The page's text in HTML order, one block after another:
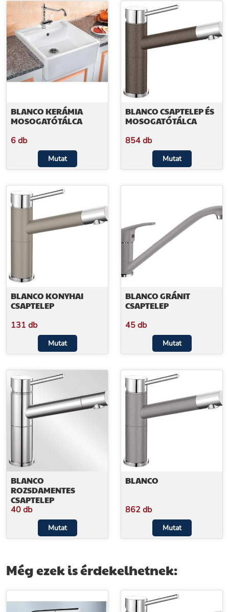
BLANCO KERÁMIA
MOSOGATÓTÁLCA
6 db
Mutat
BLANCO CSAPTELEP ÉS
MOSOGATÓTÁLCA
854 db
Mutat
BLANCO KONYHAI
CSAPTELEP
131 db
Mutat
BLANCO GRÁNIT
CSAPTELEP
45 db
Mutat
BLANCO
ROZSDAMENTES
CSAPTELEP
40 db
Mutat
BLANCO
862 db
Mutat
Még ezek is érdekelhetnek: